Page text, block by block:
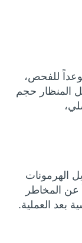
للفحص،
المنظار حجم
الهرمونات
عن المخاطر
بعد العملية.